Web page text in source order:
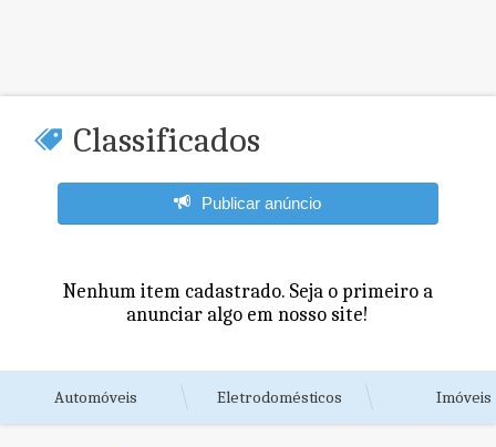
Classificados
Publicar anúncio
Nenhum item cadastrado. Seja o primeiro a
anunciar algo em nosso site!
Automóveis Eletrodomésticos Imóveis